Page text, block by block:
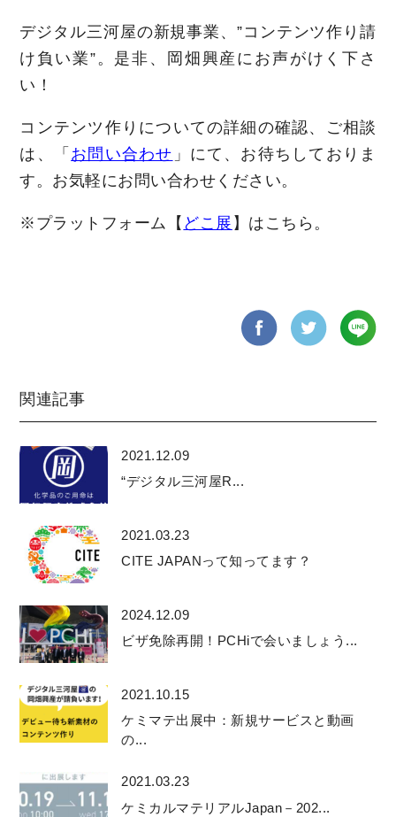
デジタル三河屋の新規事業、”コンテンツ作り請
け負い業”。是非、岡畑興産にお声がけく下さ
い！
コンテンツ作りについての詳細の確認、ご相談
は、「 お問い合わせ 」にて、お待ちしておりま
す。お気軽にお問い合わせください。
※プラットフォーム【 どこ展 】はこちら。
関連記事
2021.12.09
“デジタル三河屋R...
2021.03.23
CITE JAPANって知ってます？
2024.12.09
ビザ免除再開！PCHiで会いましょう...
2021.10.15
ケミマテ出展中：新規サービスと動画
の...
2021.03.23
ケミカルマテリアルJapan－202...